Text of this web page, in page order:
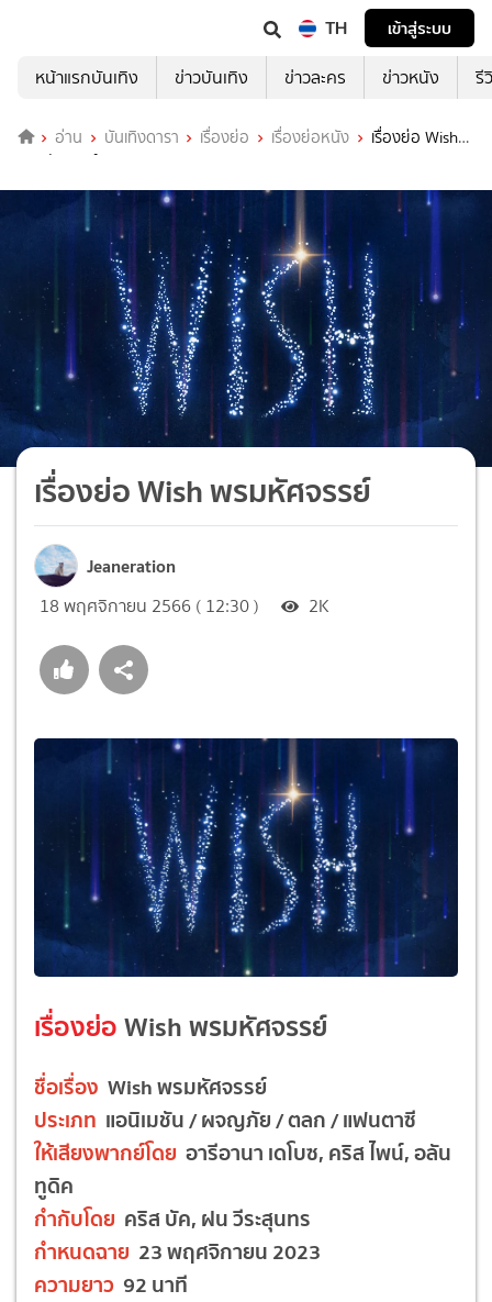
TH
เข้าสู่ระบบ
หน้าแรกบันเทิง
ข่าวบันเทิง ข่าวละคร ข่าวหนัง รี
อ่าน บันเทิงดารา เรื่องย่อ เรื่องย่อหนัง
เรื่องย่อ Wish
พรมหัศจรรย์
เรื่องย่อ Wish พรมหัศจรรย์
Jeaneration
18 พฤศจิกายน 2566 ( 12:30 ) 2K
เรื่องย่อWish พรมหัศจรรย์
ชื่อเรื่อง Wish พรมหัศจรรย์
ประเภท แอนิเมชัน / ผจญภัย / ตลก / แฟนตาซี
ให้เสียงพากย์โดย อารีอานา เดโบซ, คริส ไพน์, อลัน
ทูดิค
กำกับโดย คริส บัค, ฝน วีระสุนทร
กำหนดฉาย 23 พฤศจิกายน 2023
ความยาว 92 นาที